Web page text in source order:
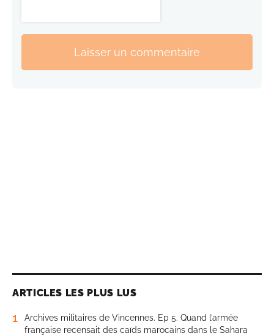
Laisser un commentaire
ARTICLES LES PLUS LUS
1
Archives militaires de Vincennes. Ep 5. Quand l’armée
française recensait des caïds marocains dans le Sahara